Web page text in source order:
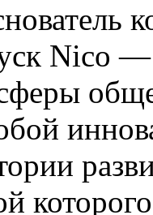
Nico